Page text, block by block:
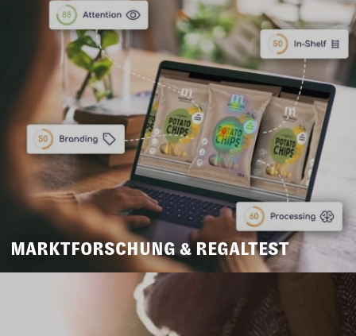
MARKTFORSCHUNG & REGALTEST